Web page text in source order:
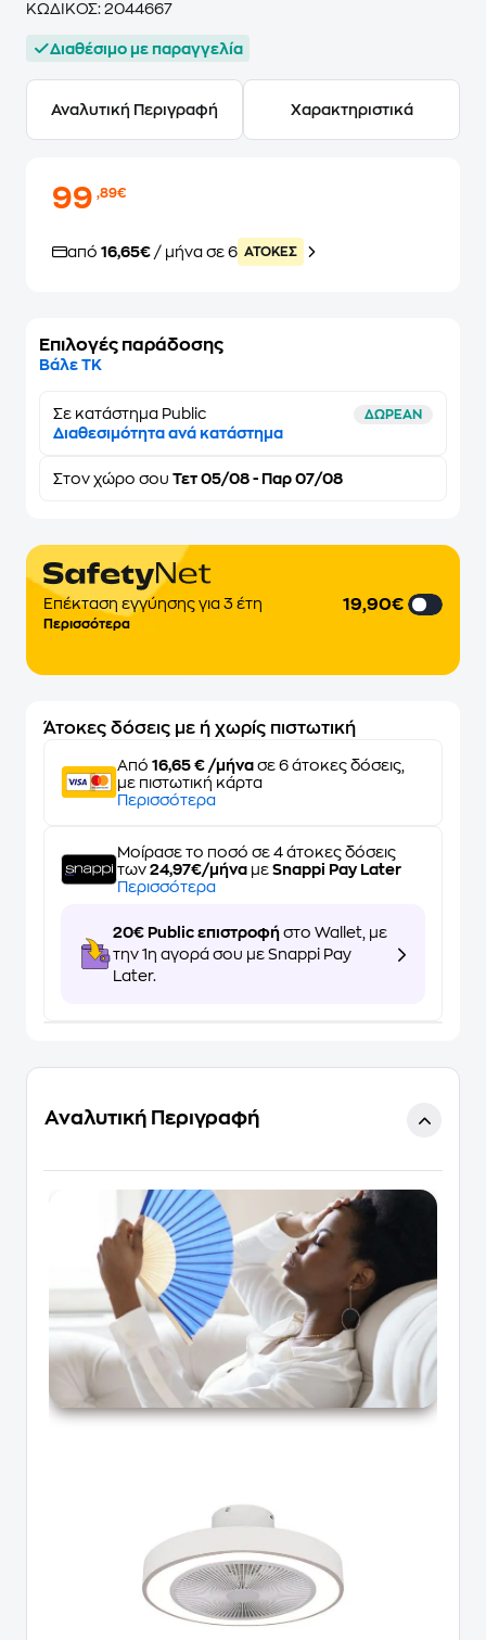
ΚΩΔΙΚΟΣ: 2044667
Διαθέσιμο με παραγγελία
Αναλυτική Περιγραφή Χαρακτηριστικά
99,89€
από 16,65€ / μήνα σε 6 ATOKEΣ
Επιλογές παράδοσης
Βάλε ΤΚ
Σε κατάστημα Public ΔΩΡΕΑΝ
Διαθεσιμότητα ανά κατάστημα
Στον χώρο σου Τετ 05/08 - Παρ 07/08
Επέκταση εγγύησης για 3 έτη
Περισσότερα
19,90€
Άτοκες δόσεις με ή χωρίς πιστωτική
Από 16,65 € /μήνα σε 6 άτοκες δόσεις,
με πιστωτική κάρτα
Περισσότερα
Μοίρασε το ποσό σε 4 άτοκες δόσεις
των 24,97€/μήνα με Snappi Pay Later
Περισσότερα
20€ Public επιστροφή στο Wallet, με
την 1η αγορά σου με Snappi Pay
Later.
Αναλυτική Περιγραφή